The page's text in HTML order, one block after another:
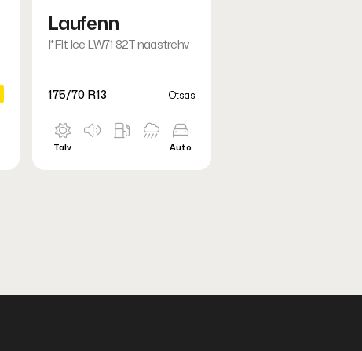
Laufenn
I*Fit Ice LW71 82T naastrehv
175/70 R13 Otsas
Talv Auto